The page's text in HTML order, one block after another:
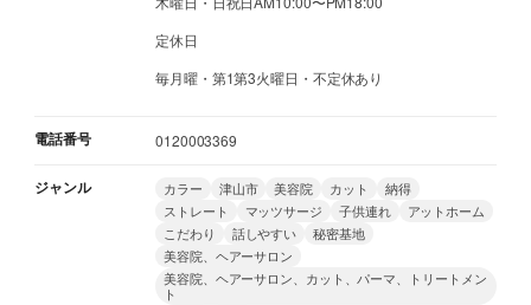
定休日
毎月曜・第1第3火曜日・不定休あり
電話番号 0120003369
ジャンル カラー 津山市 美容院 カット
納得
ストレート
マッツサージ 子供連れ
アットホーム
こだわり
話しやすい
秘密基地
美容院、ヘアーサロン
美容院、ヘアーサロン、カット、パーマ、トリートメン
ト